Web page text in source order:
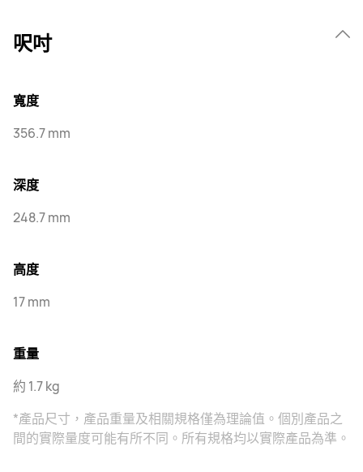
呎吋
寬度
356.7 mm
深度
248.7 mm
高度
17 mm
重量
約 1.7 kg
*產品尺寸，產品重量及相關規格僅為理論值。個別產品之
間的實際量度可能有所不同。所有規格均以實際產品為準。